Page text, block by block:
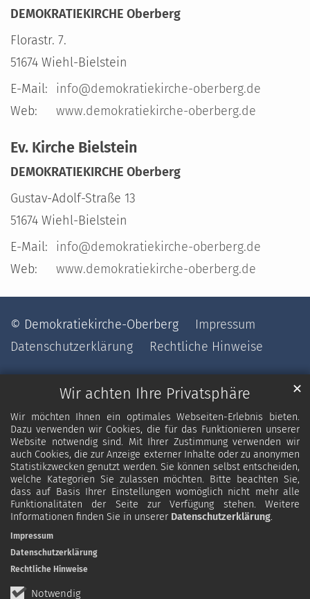
Wir achten Ihre Privatsphäre
Wir möchten Ihnen ein optimales Webseiten-Erlebnis bieten.
Dazu verwenden wir Cookies, die für das Funktionieren unserer
Website notwendig sind. Mit Ihrer Zustimmung verwenden wir
auch Cookies, die zur Anzeige externer Inhalte oder zu anonymen
Statistikzwecken genutzt werden. Sie können selbst entscheiden,
welche Kategorien Sie zulassen möchten. Bitte beachten Sie,
dass auf Basis Ihrer Einstellungen womöglich nicht mehr alle
Funktionalitäten der Seite zur Verfügung stehen. Weitere
Informationen finden Sie in unserer Datenschutzerklärung.
Notwendig
✕
Impressum
Datenschutzerklärung
Rechtliche Hinweise
DEMOKRATIEKIRCHE Oberberg
Florastr. 7.
51674 Wiehl-Bielstein
E-Mail:
info@demokratiekirche-oberberg.de
Web:
www.demokratiekirche-oberberg.de
Ev. Kirche Bielstein
DEMOKRATIEKIRCHE Oberberg
Gustav-Adolf-Straße 13
51674 Wiehl-Bielstein
E-Mail:
info@demokratiekirche-oberberg.de
Web:
www.demokratiekirche-oberberg.de
© Demokratiekirche-Oberberg
Impressum
Datenschutzerklärung
Rechtliche Hinweise